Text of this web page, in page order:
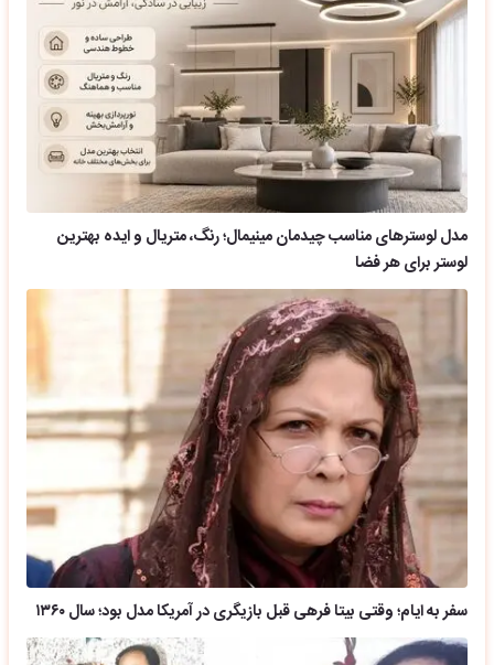
مدل لوسترهای مناسب چیدمان مینیمال؛ رنگ، متریال و ایده بهترین
لوستر برای هر فضا
سفر به ایام؛ وقتی بیتا فرهی قبل بازیگری در آمریکا مدل بود؛ سال ۱۳۶۰